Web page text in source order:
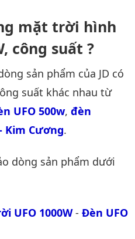
mặt trời hình
công suất ?
sản phẩm của JD có
suất khác nhau từ
UFO 500w, đèn
Kim Cương.
dòng sản phẩm dưới
UFO 1000W- Đèn UFO